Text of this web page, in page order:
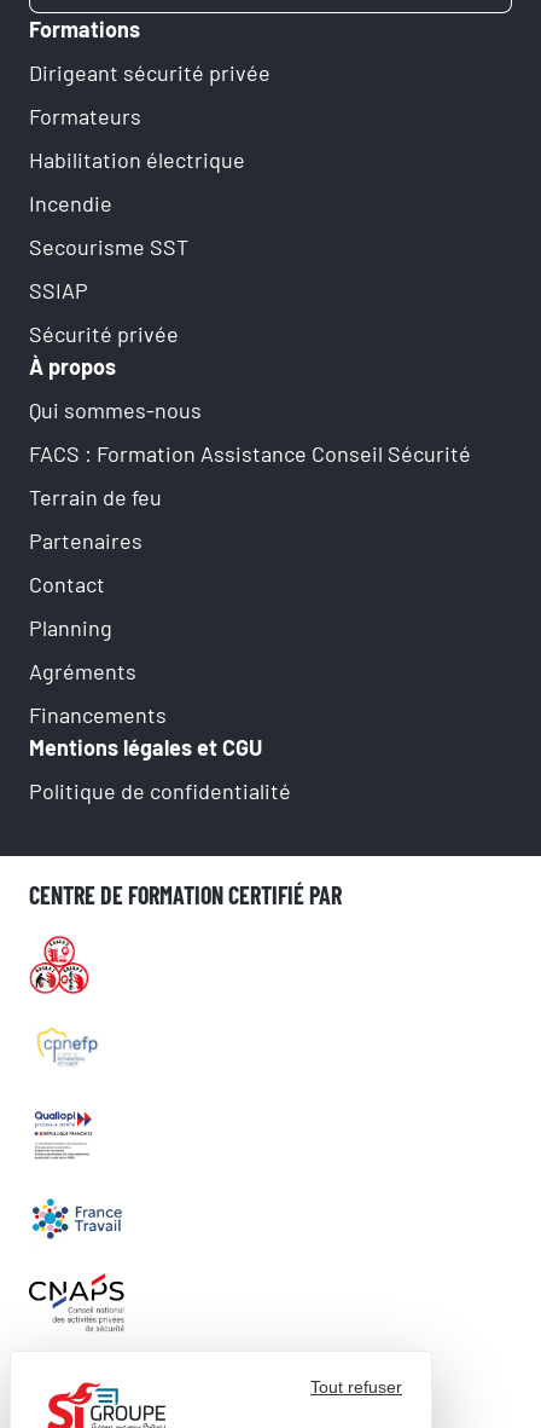
Formations
Dirigeant sécurité privée
Formateurs
Habilitation électrique
Incendie
Secourisme SST
SSIAP
Sécurité privée
À propos
Qui sommes-nous
FACS : Formation Assistance Conseil Sécurité
Terrain de feu
Partenaires
Contact
Planning
Agréments
Financements
Mentions légales et CGU
Politique de confidentialité
CENTRE DE FORMATION CERTIFIÉ PAR
Tout refuser